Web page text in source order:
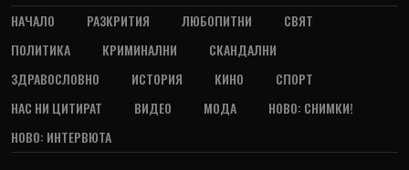
НАЧАЛО РАЗКРИТИЯ ЛЮБОПИТНИ
СВЯТ
ПОЛИТИКА
КРИМИНАЛНИ
СКАНДАЛНИ
ЗДРАВОСЛОВНО
ИСТОРИЯ КИНО
СПОРТ
НАС НИ ЦИТИРАТ
ВИДЕО МОДА
НОВО: СНИМКИ!
НОВО: ИНТЕРВЮТА